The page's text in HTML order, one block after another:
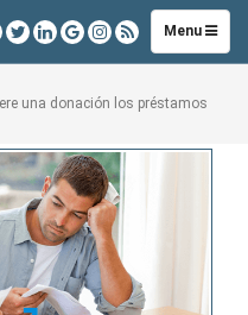
Toggle
navigation
Menu
una donación los préstamos